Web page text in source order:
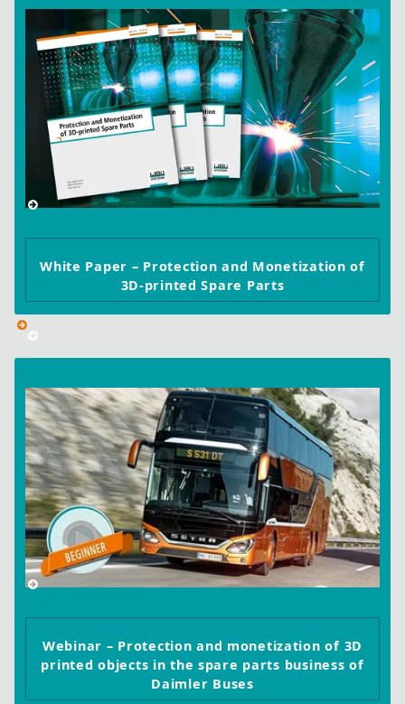
White Paper – Protection and Monetization of
3D-printed Spare Parts
Webinar – Protection and monetization of 3D
printed objects in the spare parts business of
Daimler Buses